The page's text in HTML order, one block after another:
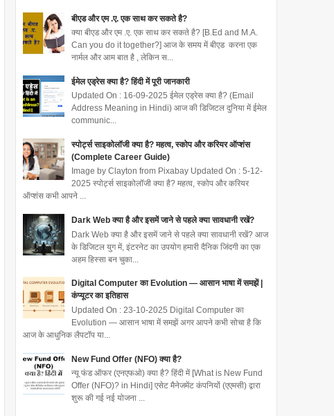
बीएड और एम .ए. एक साथ कर सकते है?
क्या बीएड और एम .ए. एक साथ कर सकते है? [B.Ed and M.A.
Can you do it together?] आज के समय में बीएड करना एक
नार्मल और आम बात है , लेकिन स...
ईमेल एड्रेस क्या है? हिंदी में पूरी जानकारी
Updated On : 16-09-2025 ईमेल एड्रेस क्या है? (Email
Address Meaning in Hindi) आज की डिजिटल दुनिया में ईमेल
communic...
स्पोर्ट्स साइकोलॉजी क्या है? महत्व, स्कोप और करियर ऑप्शंस
(Complete Career Guide)
Image by Clayton from Pixabay Updated On : 5-12-
2025 स्पोर्ट्स साइकोलॉजी क्या है? महत्व, स्कोप और करियर
ऑप्शंस कभी आपने ...
Dark Web क्या है और इसमें जाने से पहले क्या सावधानी रखें?
Dark Web क्या है और इसमें जाने से पहले क्या सावधानी रखें? आज
के डिजिटल युग में, इंटरनेट का उपयोग हमारी दैनिक जिंदगी का एक
अहम हिस्सा बन चुका...
Digital Computer का Evolution — आसान भाषा में समझें |
कंप्यूटर का इतिहास
Updated On : 23-10-2025 Digital Computer का
Evolution — आसान भाषा में समझें अगर आपने कभी सोचा है कि
आज के आधुनिक लैपटॉप या...
New Fund Offer (NFO) क्या है?
न्यू फंड ऑफर (एनएफओ) क्या है? हिंदी में [What is New Fund
Offer (NFO)? in Hindi] एसेट मैनेजमेंट कंपनियों (एएमसी) द्वारा
शुरू की गई नई योजना ...